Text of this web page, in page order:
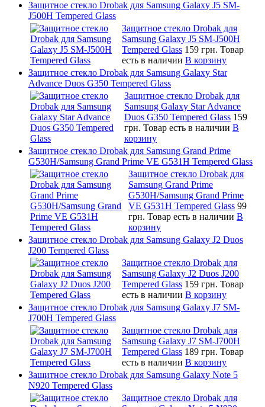
Защитное стекло Drobak для Samsung Galaxy J5 SM-
J500H Tempered Glass
Защитное стекло Drobak для
Samsung Galaxy J5 SM-J500H
Tempered Glass 159 грн. Товар
есть в наличии В корзину
Защитное стекло Drobak для Samsung Galaxy Star
Advance Duos G350 Tempered Glass
Защитное стекло Drobak для
Samsung Galaxy Star Advance
Duos G350 Tempered Glass 159
грн. Товар есть в наличии В
корзину
Защитное стекло Drobak для Samsung Grand Prime
G530H/Samsung Grand Prime VE G531H Tempered Glass
Защитное стекло Drobak для
Samsung Grand Prime
G530H/Samsung Grand Prime
VE G531H Tempered Glass 99
грн. Товар есть в наличии В
корзину
Защитное стекло Drobak для Samsung Galaxy J2 Duos
J200 Tempered Glass
Защитное стекло Drobak для
Samsung Galaxy J2 Duos J200
Tempered Glass 159 грн. Товар
есть в наличии В корзину
Защитное стекло Drobak для Samsung Galaxy J7 SM-
J700H Tempered Glass
Защитное стекло Drobak для
Samsung Galaxy J7 SM-J700H
Tempered Glass 189 грн. Товар
есть в наличии В корзину
Защитное стекло Drobak для Samsung Galaxy Note 5
N920 Tempered Glass
Защитное стекло Drobak для